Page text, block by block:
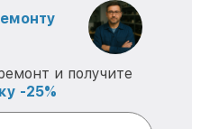
и получите
-25%